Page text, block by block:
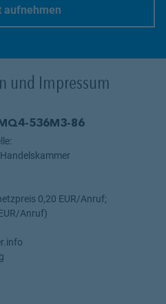
aufnehmen
und Impressum
536M3-86
0,20 EUR/Anruf;
Anruf)